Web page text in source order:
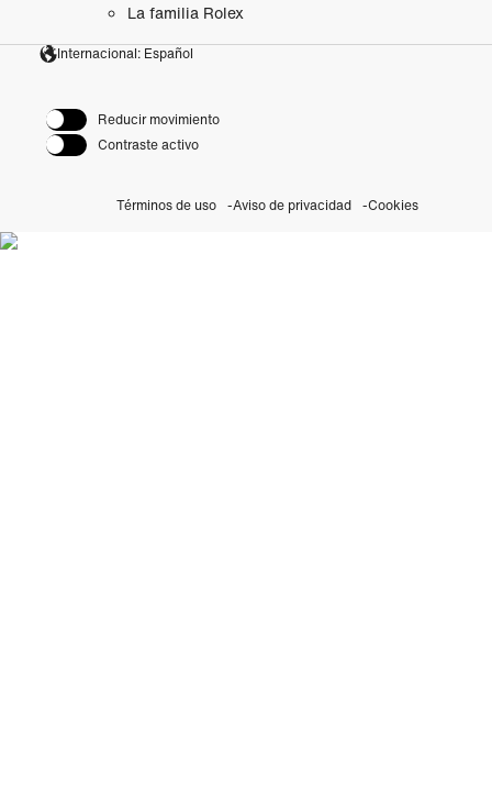
La familia Rolex
Internacional: Español
Reducir movimiento
Contraste activo
Términos de uso Aviso de privacidad Cookies